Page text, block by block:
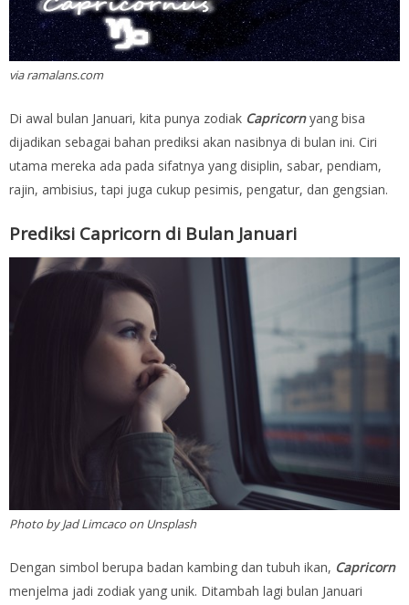
via ramalans.com
Di awal bulan Januari, kita punya zodiak Capricornyang bisa
dijadikan sebagai bahan prediksi akan nasibnya di bulan ini. Ciri
utama mereka ada pada sifatnya yang disiplin, sabar, pendiam,
rajin, ambisius, tapi juga cukup pesimis, pengatur, dan gengsian.
Prediksi Capricorn di Bulan Januari
Photo by Jad Limcaco on Unsplash
Dengan simbol berupa badan kambing dan tubuh ikan, Capricorn
menjelma jadi zodiak yang unik. Ditambah lagi bulan Januari